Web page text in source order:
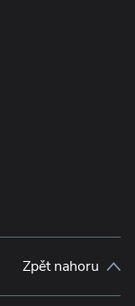
Zpět nahoru